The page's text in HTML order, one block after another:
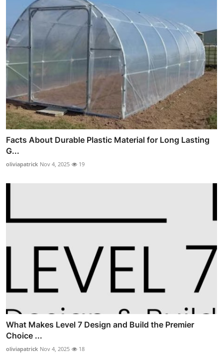
Facts About Durable Plastic Material for Long Lasting
G...
oliviapatrick Nov 4, 2025 19
What Makes Level 7 Design and Build the Premier
Choice ...
oliviapatrick Nov 4, 2025 18